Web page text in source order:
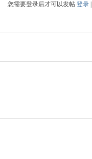
您需要登录后才可以发帖登录